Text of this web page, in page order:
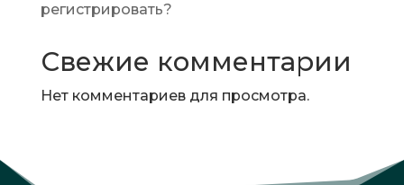
регистрировать?
Свежие комментарии
Нет комментариев для просмотра.